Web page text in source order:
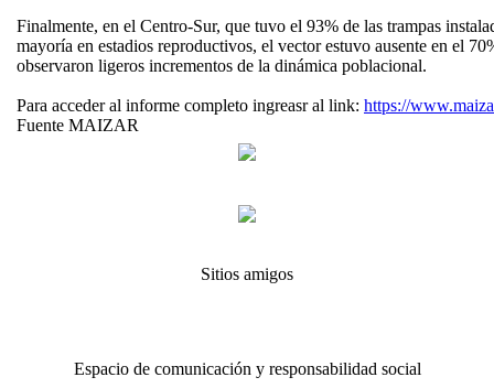
Finalmente, en el Centro-Sur, que tuvo el 93% de las trampas
mayoría en estadios reproductivos, el vector estuvo ausente en el
observaron ligeros incrementos de la dinámica poblacional.
Para acceder al informe completo ingreasr al link: https://
Fuente MAIZAR
Sitios amigos
Espacio de comunicación y responsabilidad social